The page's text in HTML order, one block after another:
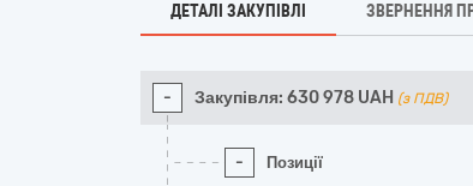
ДЕТАЛІ ЗАКУПІВЛІ ЗВЕРНЕННЯ
- Закупівля: 630 978 UAH (з ПДВ)
- Позиції